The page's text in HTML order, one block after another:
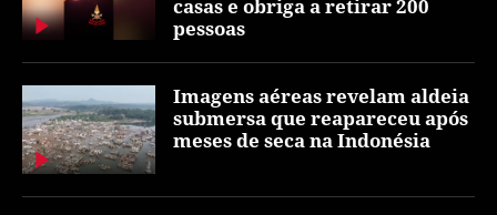
casas e obriga a retirar 200
pessoas
Imagens aéreas revelam aldeia
submersa que reapareceu após
meses de seca na Indonésia